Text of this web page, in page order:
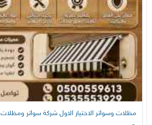
مظلات وسواتر الاختيار الاول شركة سواتر ومظلات